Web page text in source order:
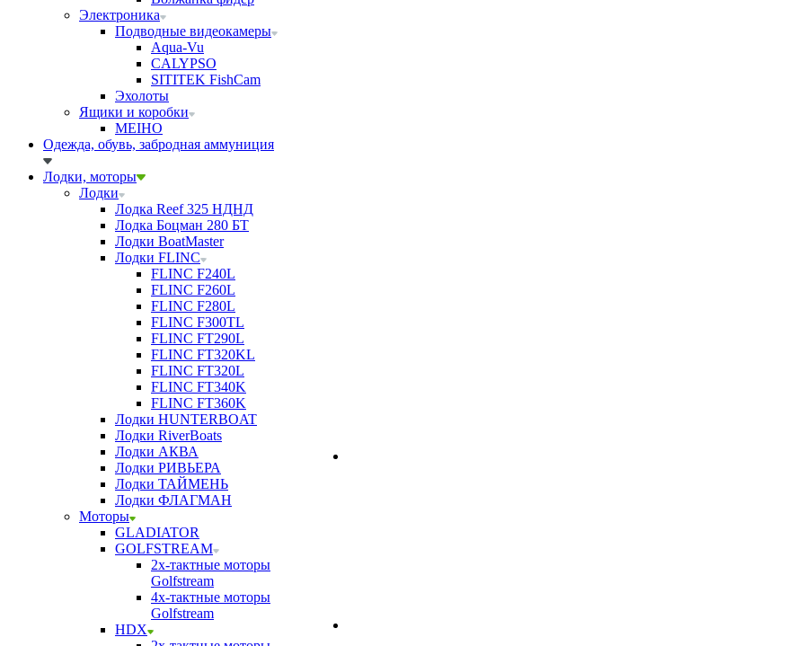
Электроника
Подводные видеокамеры
Aqua-Vu
CALYPSO
SITITEK FishCam
Эхолоты
Ящики и коробки
MEIHO
Одежда, обувь, забродная аммуниция
Лодки, моторы
Лодки
Лодка Reef 325 НДНД
Лодка Боцман 280 БТ
Лодки BoatMaster
Лодки FLINC
FLINC F240L
FLINC F260L
FLINC F280L
FLINC F300TL
FLINC FT290L
FLINC FT320KL
FLINC FT320L
FLINC FT340K
FLINC FT360K
Лодки HUNTERBOAT
Лодки RiverBoats
Лодки АКВА
Лодки РИВЬЕРА
Лодки ТАЙМЕНЬ
Лодки ФЛАГМАН
Моторы
GLADIATOR
GOLFSTREAM
2х-тактные моторы
Golfstream
4х-тактные моторы
Golfstream
HDX